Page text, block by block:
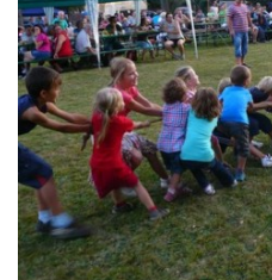
NOVINKY
FOTOALBUM
VIDEA
INTERNÍ SEKCE